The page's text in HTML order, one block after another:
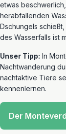
etwas
herabfallenden
Dschungels
des Wasserfalls ist
Unser Tipp: In
Nachtwanderung
nachtaktive Tiere
kennenlernen.
Der